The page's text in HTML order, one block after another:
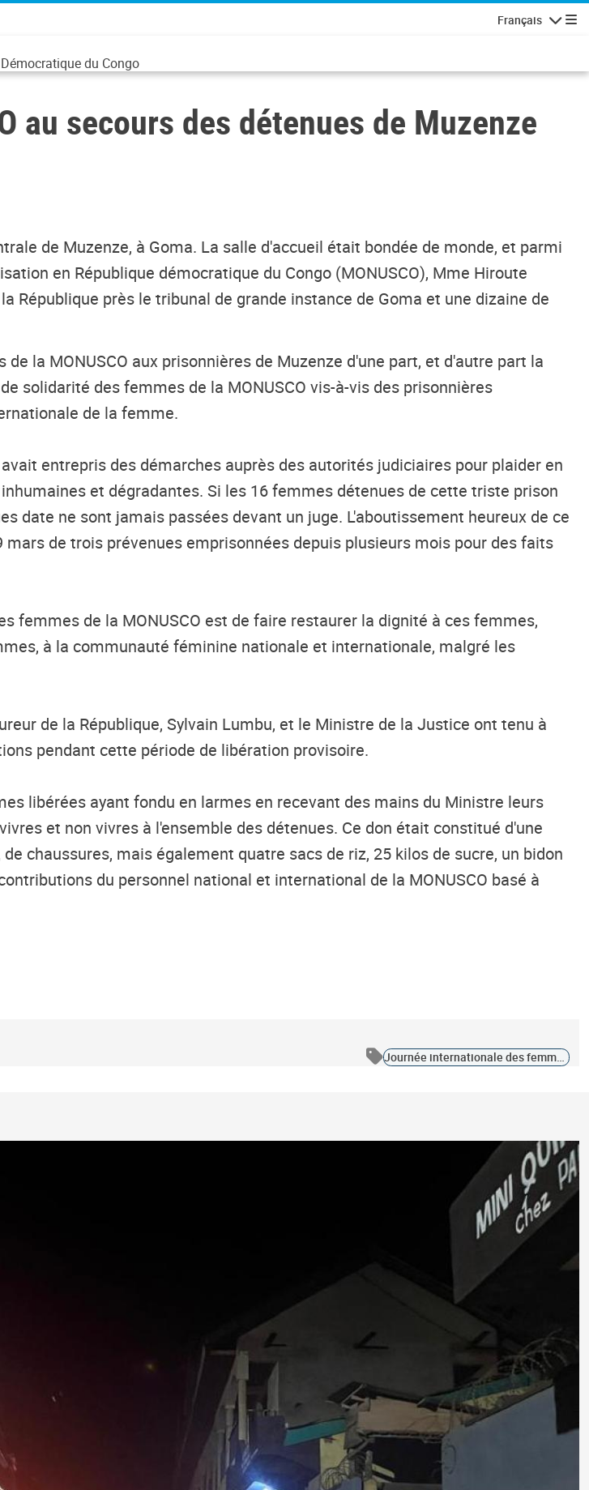
Français
du Congo
au secours des détenues de Muzenze
de Muzenze, à Goma. La salle d'accueil était bondée de monde, et parmi
en République démocratique du Congo (MONUSCO), Mme Hiroute
République près le tribunal de grande instance de Goma et une dizaine de
la MONUSCO aux prisonnières de Muzenze d'une part, et d'autre part la
solidarité des femmes de la MONUSCO vis-à-vis des prisonnières
de la femme.
entrepris des démarches auprès des autorités judiciaires pour plaider en
et dégradantes. Si les 16 femmes détenues de cette triste prison
date ne sont jamais passées devant un juge. L'aboutissement heureux de ce
de trois prévenues emprisonnées depuis plusieurs mois pour des faits
femmes de la MONUSCO est de faire restaurer la dignité à ces femmes,
à la communauté féminine nationale et internationale, malgré les
de la République, Sylvain Lumbu, et le Ministre de la Justice ont tenu à
pendant cette période de libération provisoire.
libérées ayant fondu en larmes en recevant des mains du Ministre leurs
et non vivres à l'ensemble des détenues. Ce don était constitué d'une
chaussures, mais également quatre sacs de riz, 25 kilos de sucre, un bidon
du personnel national et international de la MONUSCO basé à
Journée internationale des femmes 01